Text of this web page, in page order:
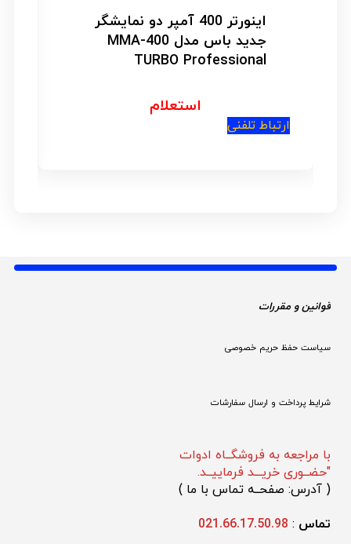
اینورتر 400 آمپر دو نمایشگر
جدید باس مدل MMA-400
TURBO Professional
استعلام
ارتباط تلفنی
قوانین و مقررات
سیاست حفظ حریم خصوصی
شرایط پرداخت و ارسال سفارشات
با مراجعه به فروشگــاه ادوات
"حضــوری خریـــد فرماییــد.
( آدرس: صفحــه تماس با ما )
تماس :
021.66.17.50.98